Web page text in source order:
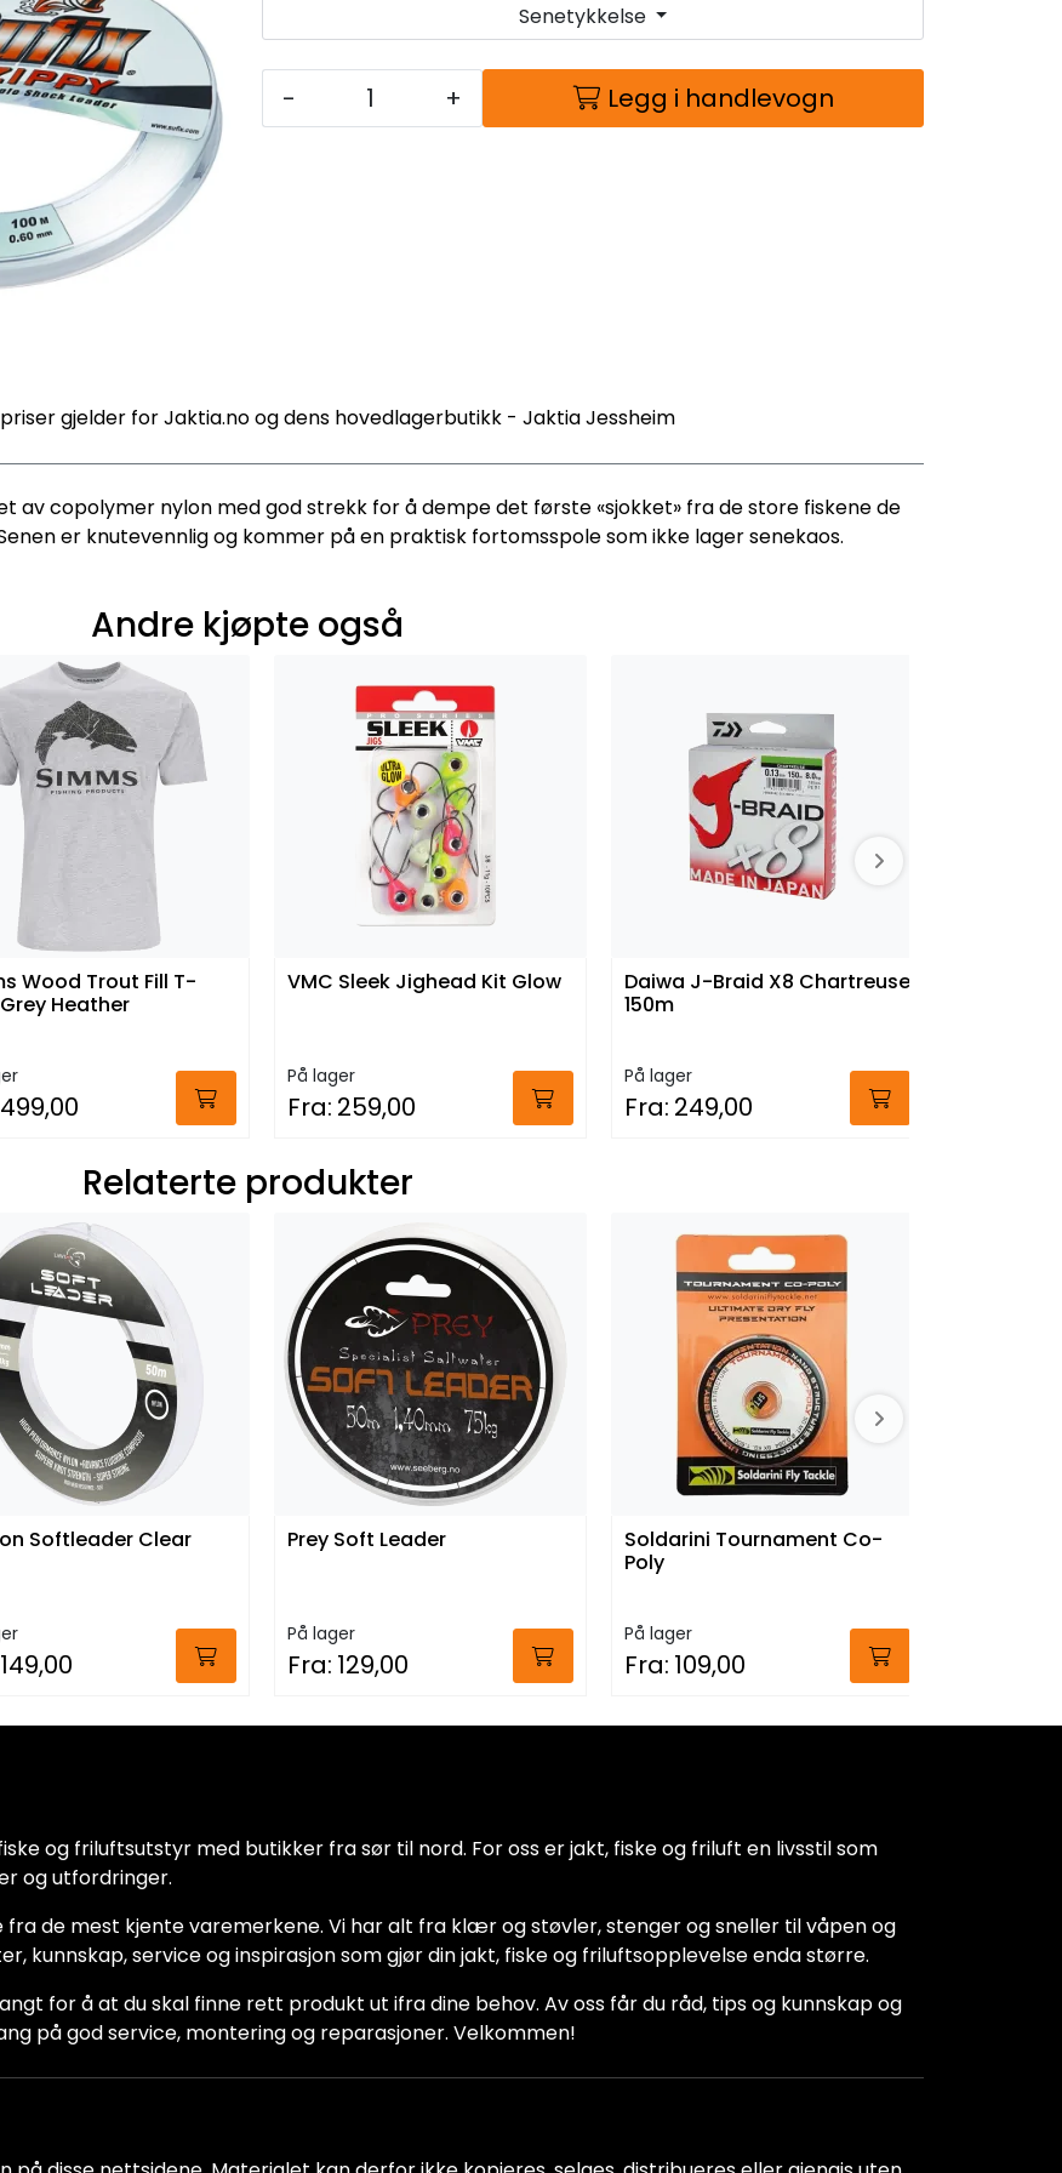
Senetykkelse
- + Legg i handlevogn
priser gjelder for Jaktia.no og dens hovedlagerbutikk - Jaktia Jessheim
av copolymer nylon med god strekk for å dempe det første «sjokket» fra de store fiskene de
er knutevennlig og kommer på en praktisk fortomsspole som ikke lager senekaos.
Andre kjøpte også
Wood Trout Fill T-
Heather
499,00
VMC Sleek Jighead Kit Glow
På lager
Fra: 259,00
Daiwa J-Braid X8 Chartreuse
150m
På lager
Fra: 249,00
Relaterte produkter
Softleader Clear
149,00
Prey Soft Leader
På lager
Fra: 129,00
Soldarini Tournament Co-
Poly
På lager
Fra: 109,00
og friluftsutstyr med butikker fra sør til nord. For oss er jakt, fiske og friluft en livsstil som
og utfordringer.
de mest kjente varemerkene. Vi har alt fra klær og støvler, stenger og sneller til våpen og
kunnskap, service og inspirasjon som gjør din jakt, fiske og friluftsopplevelse enda større.
for å at du skal finne rett produkt ut ifra dine behov. Av oss får du råd, tips og kunnskap og
på god service, montering og reparasjoner. Velkommen!